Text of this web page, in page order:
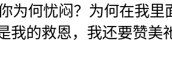
为何忧闷？为何在我里
我的救恩，我还要赞美